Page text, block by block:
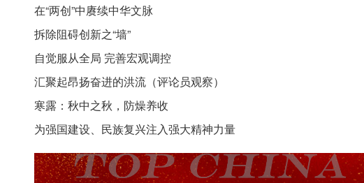
在“两创”中赓续中华文脉
拆除阻碍创新之“墙”
自觉服从全局 完善宏观调控
汇聚起昂扬奋进的洪流（评论员观察）
寒露：秋中之秋，防燥养收
为强国建设、民族复兴注入强大精神力量